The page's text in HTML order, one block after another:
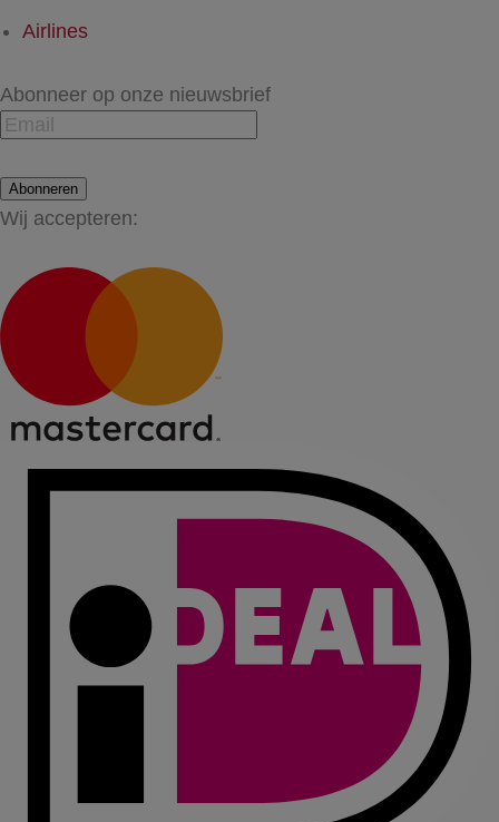
Airlines
Abonneer op onze nieuwsbrief
Abonneren
Wij accepteren: